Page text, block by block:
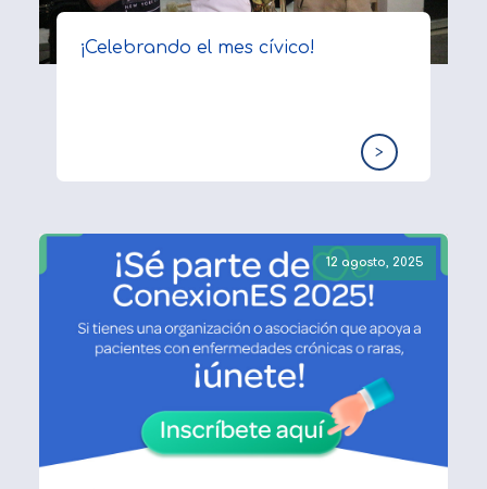
¡Celebrando el mes cívico!
>
12 agosto, 2025